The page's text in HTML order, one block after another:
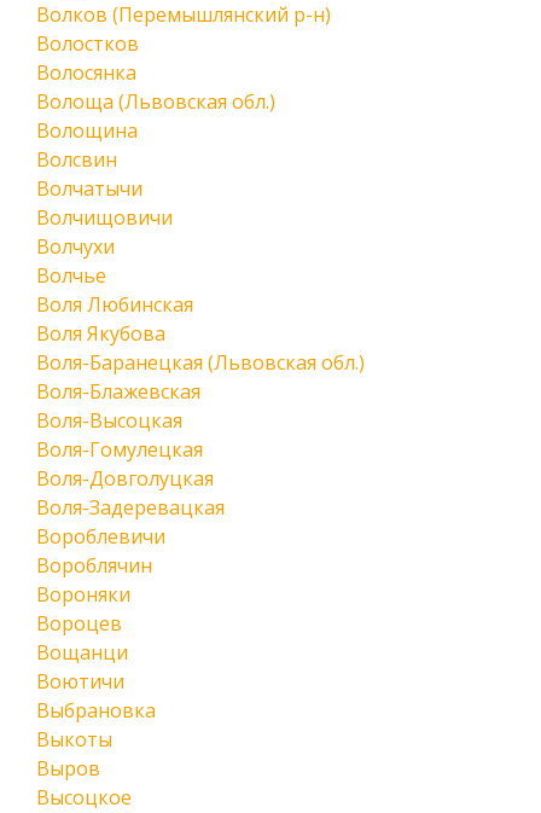
Волков (Перемышлянский р-н)
Волостков
Волосянка
Волоща (Львовская обл.)
Волощина
Волсвин
Волчатычи
Волчищовичи
Волчухи
Волчье
Воля Любинская
Воля Якубова
Воля-Баранецкая (Львовская обл.)
Воля-Блажевская
Воля-Высоцкая
Воля-Гомулецкая
Воля-Довголуцкая
Воля-Задеревацкая
Вороблевичи
Вороблячин
Вороняки
Вороцев
Вощанци
Воютичи
Выбрановка
Выкоты
Выров
Высоцкое